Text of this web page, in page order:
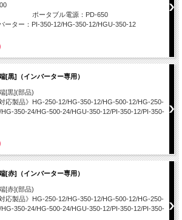
ータブル電源：PD-650
PI-350-12/HG-350-12/HGU-350-12
[黒]（インバーター専用）
[黒](部品)
対応製品》HG-250-12/HG-350-12/HG-500-12/HG-250-
HG-350-24/HG-500-24/HGU-350-12/PI-350-12/PI-350-
[赤]（インバーター専用）
[赤](部品)
対応製品》HG-250-12/HG-350-12/HG-500-12/HG-250-
HG-350-24/HG-500-24/HGU-350-12/PI-350-12/PI-350-